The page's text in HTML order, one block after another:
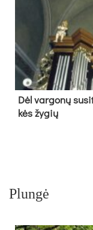
Dėl var­go­nų
kės žy­gių
Plungė